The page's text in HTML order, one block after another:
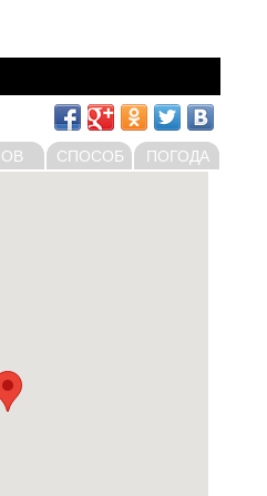
СПОСОБ ПОГОДА